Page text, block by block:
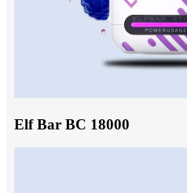
Elf Bar BC 18000